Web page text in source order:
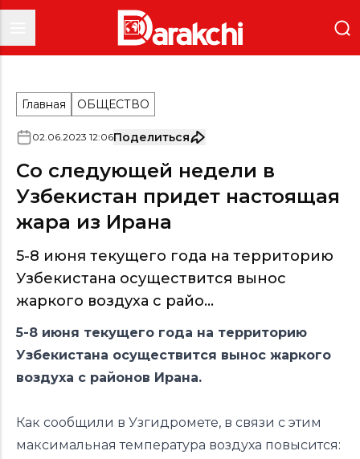
Главная ОБЩЕСТВО
02.06.2023 12:06Поделиться
Со следующей недели в
Узбекистан придет настоящая
жара из Ирана
5-8 июня текущего года на территорию
Узбекистана осуществится вынос
жаркого воздуха с райо...
5-8 июня текущего года на территорию
Узбекистана осуществится вынос жаркого
воздуха с районов Ирана.
Как сообщили в Узгидромете, в связи с этим
максимальная температура воздуха повысится: